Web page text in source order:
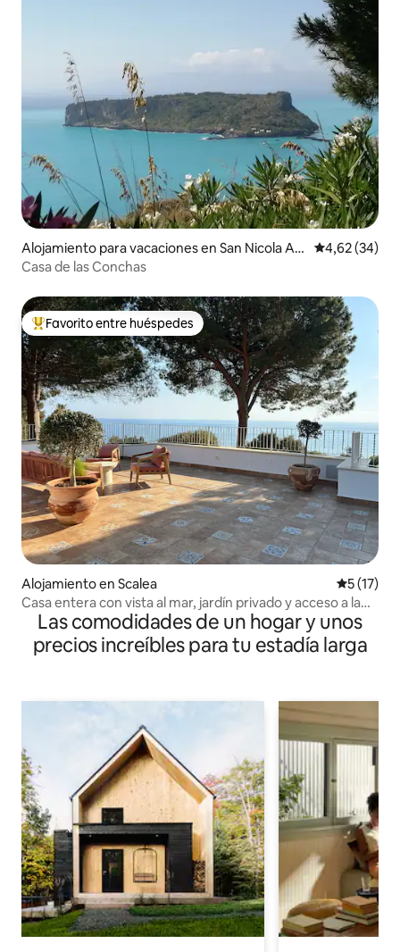
Alojamiento para vacaciones en San Nicola Arc
ella
Calificación
4,62 (34)
Casa de las Conchas
Favorito entre los huéspedes más destacados
Favorito entre huéspedes
Alojamiento en Scalea
5 (17)
Casa entera con vista al mar, jardín privado y acceso a la
playa
Las comodidades de un hogar y unos
precios increíbles para tu estadía larga